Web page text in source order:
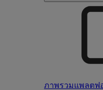
ภาพรวมแพลตฟ